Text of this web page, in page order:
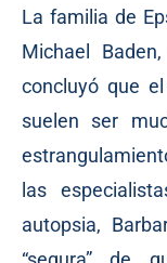
La familia de
Michael
concluyó que
suelen ser
las
autopsia,